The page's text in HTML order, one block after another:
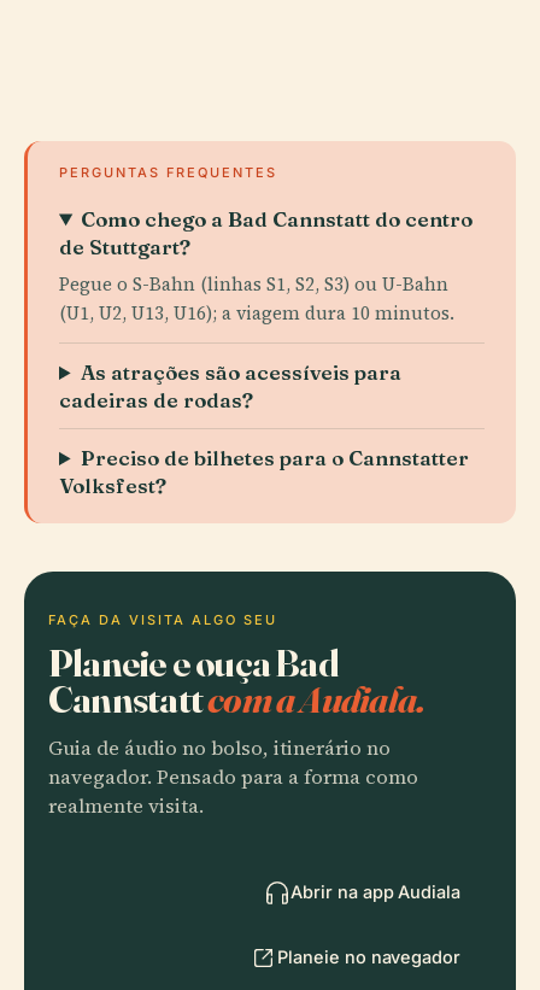
PERGUNTAS FREQUENTES
Como chego a Bad Cannstatt do centro
de Stuttgart?
Pegue o S-Bahn (linhas S1, S2, S3) ou U-Bahn
(U1, U2, U13, U16); a viagem dura 10 minutos.
As atrações são acessíveis para
cadeiras de rodas?
Preciso de bilhetes para o Cannstatter
Volksfest?
FAÇA DA VISITA ALGO SEU
Planeie e ouça Bad
Cannstattcom a Audiala.
Guia de áudio no bolso, itinerário no
navegador. Pensado para a forma como
realmente visita.
Abrir na app Audiala
Planeie no navegador